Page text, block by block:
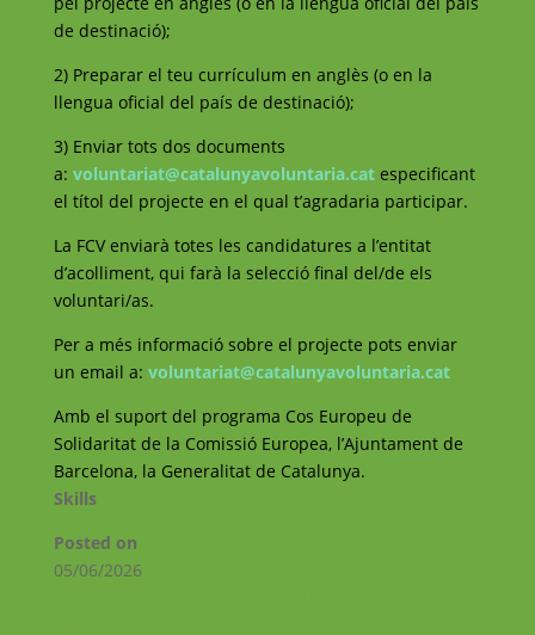
de destinació);
2) Preparar el teu currículum en anglès (o en la
llengua oficial del país de destinació);
3) Enviar tots dos documents
a: voluntariat@catalunyavoluntaria.cat especificant
el títol del projecte en el qual t’agradaria participar.
La FCV enviarà totes les candidatures a l’entitat
d’acolliment, qui farà la selecció final del/de els
voluntari/as.
Per a més informació sobre el projecte pots enviar
un email a: voluntariat@catalunyavoluntaria.cat
Amb el suport del programa Cos Europeu de
Solidaritat de la Comissió Europea, l’Ajuntament de
Barcelona, la Generalitat de Catalunya.
Skills
Posted on
05/06/2026